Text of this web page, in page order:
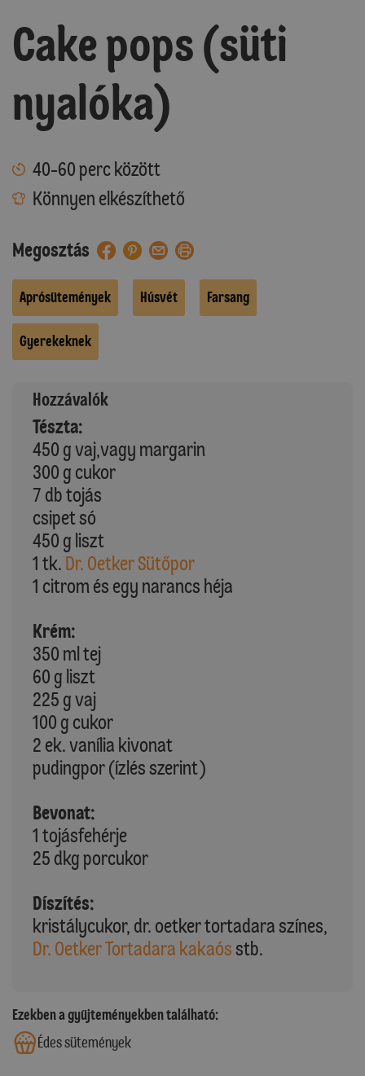
Cake pops (süti
nyalóka)
40-60 perc között
Könnyen elkészíthető
Megosztás
Aprósütemények Húsvét Farsang
Gyerekeknek
Hozzávalók
Tészta:
450 g vaj,vagy margarin
300 g cukor
7 db tojás
csipet só
450 g liszt
1 tk. Dr. Oetker Sütőpor
1 citrom és egy narancs héja
Krém:
350 ml tej
60 g liszt
225 g vaj
100 g cukor
2 ek. vanília kivonat
pudingpor (ízlés szerint)
Bevonat:
1 tojásfehérje
25 dkg porcukor
Díszítés:
kristálycukor, dr. oetker tortadara színes,
Dr. Oetker Tortadara kakaósstb.
Ezekben a gyűjteményekben található:
Édes sütemények